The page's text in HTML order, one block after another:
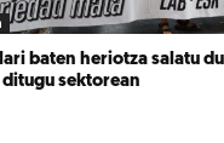
baten heriotza salatu
sektorean